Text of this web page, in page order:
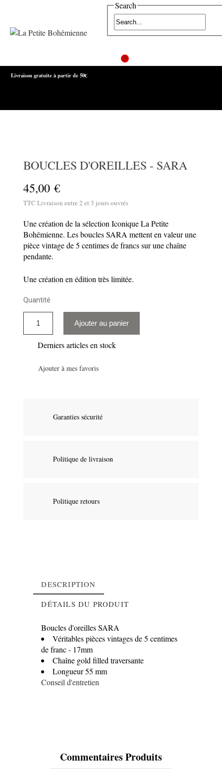
Search
0
Livraison gratuite à partir de 50€
BOUCLES D'OREILLES - SARA
45,00 €
TTCLivraison entre 2 et 3 jours ouvrés
Une création de la sélection Iconique La Petite
Bohêmienne. Les boucles SARA mettent en valeur une
pièce vintage de 5 centimes de francs sur une chaîne
pendante.
Une création en édition très limitée.
Quantité
Ajouter au panier
Derniers articles en stock
Ajouter à mes favoris
Garanties sécurité
Politique de livraison
Politique retours
DESCRIPTION
DÉTAILS DU PRODUIT
Boucles d'oreilles SARA
Véritables pièces vintages de 5 centimes
de franc - 17mm
Chaîne gold filled traversante
Longueur 55 mm
Conseil d'entretien
Référence BOSA
En stock 1 Article
Commentaires Produits